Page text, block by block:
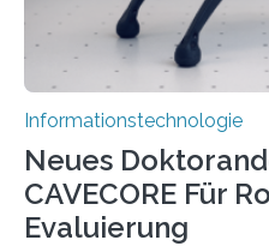
Rechenarchitekturen.
rücken dabei insbesondere…
Informationstechnologie
Neues
CAVECORE Für
Evaluierung